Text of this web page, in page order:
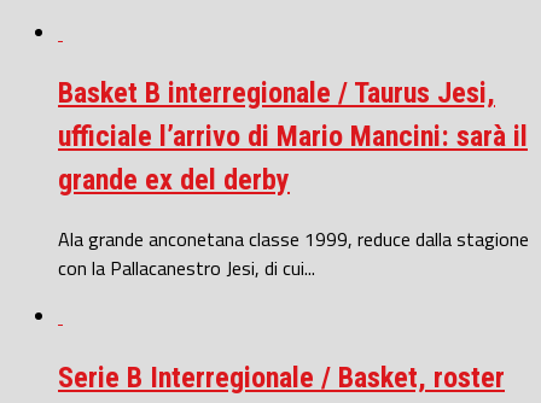
Basket B interregionale / Taurus Jesi,
ufficiale l’arrivo di Mario Mancini: sarà il
grande ex del derby
Ala grande anconetana classe 1999, reduce dalla stagione
con la Pallacanestro Jesi, di cui...
Serie B Interregionale / Basket, roster